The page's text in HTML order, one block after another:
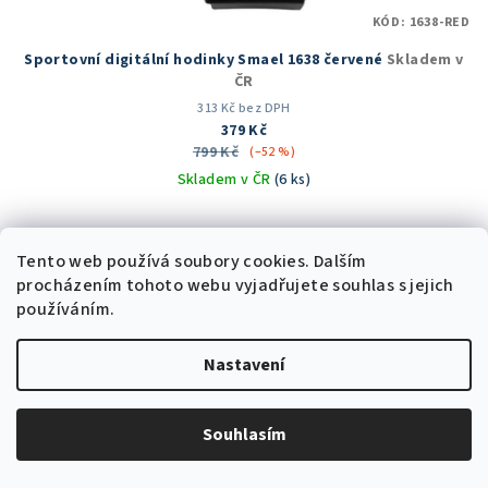
Tento web používá soubory cookies. Dalším
procházením tohoto webu vyjadřujete souhlas s jejich
používáním.
Nastavení
Souhlasím
Sportovní digitální hodinky Smael 1638 červené Skladem v
ČR
313 Kč bez DPH
379 Kč
799 Kč (–52 %)
Skladem v ČR (6 ks)
Průměrné
produktu
je
5
hvězdiček.
Do košíku
KÓD: 1638-RED